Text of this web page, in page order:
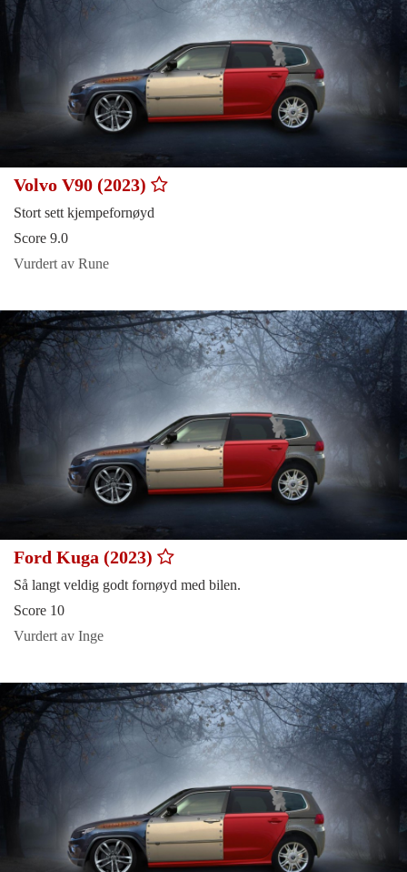
Volvo V90 (2023)
Stort sett kjempefornøyd
Score 9.0
Vurdert av Rune
Ford Kuga (2023)
Så langt veldig godt fornøyd med bilen.
Score 10
Vurdert av Inge